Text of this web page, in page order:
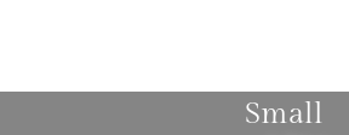
Small